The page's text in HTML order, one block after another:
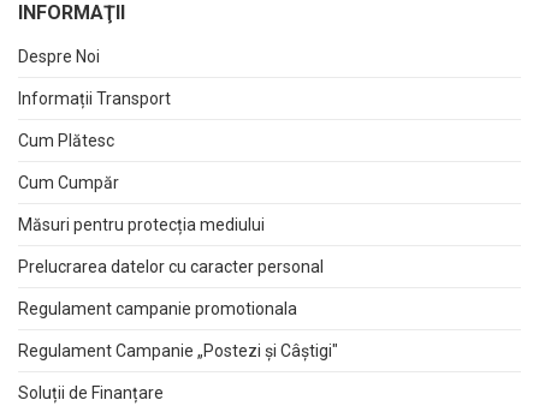
INFORMAŢII
Despre Noi
Informații Transport
Cum Plătesc
Cum Cumpăr
Măsuri pentru protecția mediului
Prelucrarea datelor cu caracter personal
Regulament campanie promotionala
Regulament Campanie „Postezi și Câștigi"
Soluții de Finanțare